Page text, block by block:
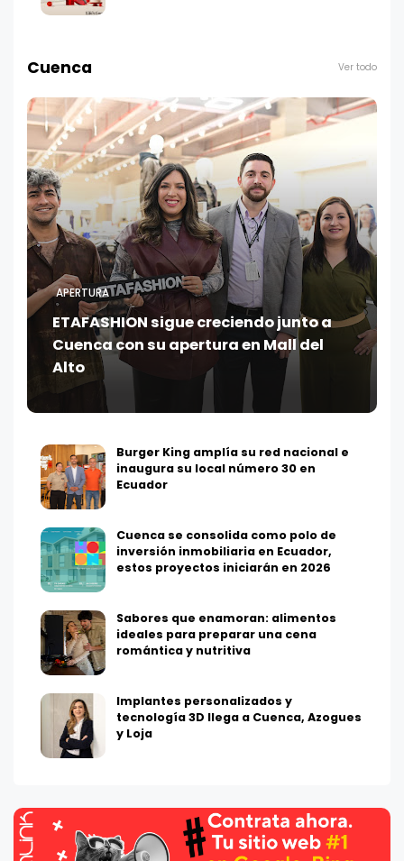
Cuenca Ver todo
APERTURA
ETAFASHION sigue creciendo junto a
Cuenca con su apertura en Mall del
Alto
Burger King amplía su red nacional e
inaugura su local número 30 en
Ecuador
Cuenca se consolida como polo de
inversión inmobiliaria en Ecuador,
estos proyectos iniciarán en 2026
Sabores que enamoran: alimentos
ideales para preparar una cena
romántica y nutritiva
Implantes personalizados y
tecnología 3D llega a Cuenca, Azogues
y Loja